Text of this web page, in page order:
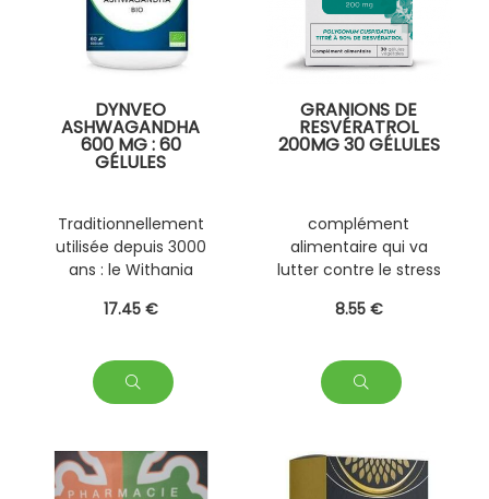
DYNVEO
ASHWAGANDHA
600 MG : 60
GÉLULES
Traditionnellement
utilisée depuis 3000
ans : le Withania
indien" permet de
l'anxiété, d'améliorer
le sommeil, de
stimuler l'organisme
17.45 €
GRANIONS DE
RESVÉRATROL
200MG 30 GÉLULES
complément
alimentaire qui va
lutter contre le stress
générale.
8.55 €